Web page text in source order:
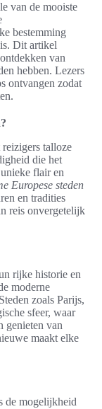
van de mooiste
bestemming
Dit artikel
van
hebben. Lezers
ontvangen zodat
talloze
die het
flair en
Europese steden
en tradities
reis onvergetelijk
rijke historie en
moderne
zoals Parijs,
sfeer, waar
genieten van
maakt elke
de mogelijkheid